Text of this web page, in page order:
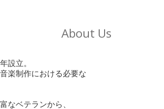
About Us
設立。
楽制作における必要な
なベテランから、